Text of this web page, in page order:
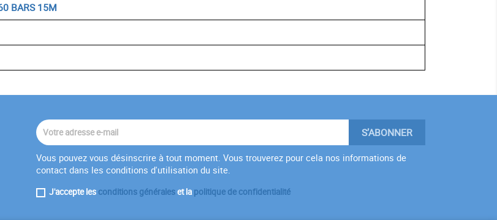
BARS 15M
Vous pouvez vous désinscrire à tout moment. Vous trouverez pour cela nos informations de
contact dans les conditions d'utilisation du site.
J'accepte les conditions généraleset lapolitique de confidentialité